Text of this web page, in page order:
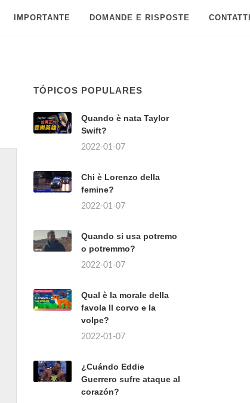
IMPORTANTE DOMANDE E RISPOSTE
TÓPICOS POPULARES
Quando è nata Taylor
Swift?
2022-01-07
Chi è Lorenzo della
femine?
2022-01-07
Quando si usa potremo
o potremmo?
2022-01-07
Qual è la morale della
favola Il corvo e la
volpe?
2022-01-07
¿Cuándo Eddie
Guerrero sufre ataque al
corazón?